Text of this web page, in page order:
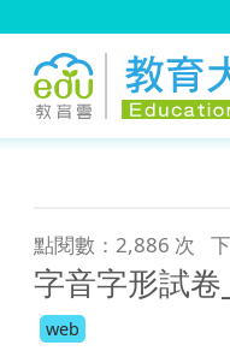
點閱數：2,886 次
字音字形試
web